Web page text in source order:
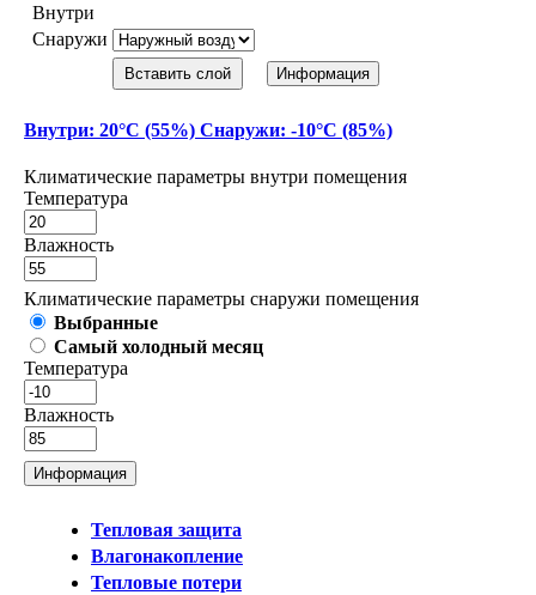
Внутри
Снаружи
Вставить слой Информация
Внутри: 20°С (55%) Снаружи: -10°С (85%)
Климатические параметры внутри помещения
Температура
Влажность
Климатические параметры снаружи помещения
Выбранные
Самый холодный месяц
Температура
Влажность
Информация
Тепловая защита
Влагонакопление
Тепловые потери